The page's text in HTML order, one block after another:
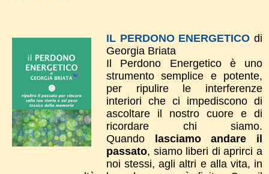
IL PERDONO ENERGETICO di
Georgia Briata
Il Perdono Energetico è uno
strumento semplice e potente,
per ripulire le interferenze
interiori che ci impediscono di
ascoltare il nostro cuore e di
ricordare chi siamo.
Quando lasciamo andare il
passato, siamo liberi di aprirci a
noi stessi, agli altri e alla vita, in